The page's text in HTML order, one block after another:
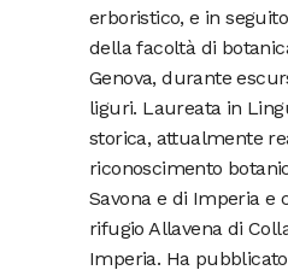
erboristico, e in
della facoltà di
Genova, durante
liguri. Laureata in
storica, attualmente
riconoscimento
Savona e di Imperia e
rifugio Allavena di
Imperia. Ha